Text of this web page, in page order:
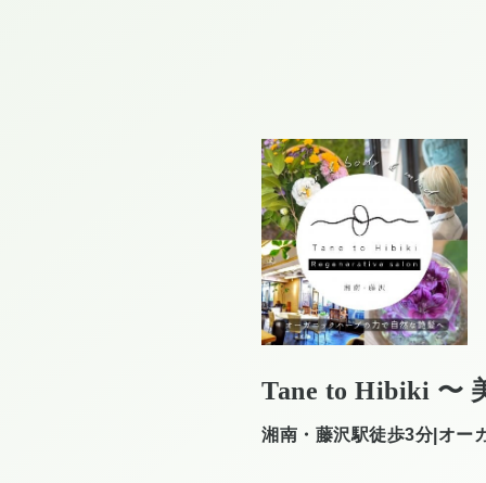
Tane to Hibiki 〜
湘南・藤沢駅徒歩3分|オー